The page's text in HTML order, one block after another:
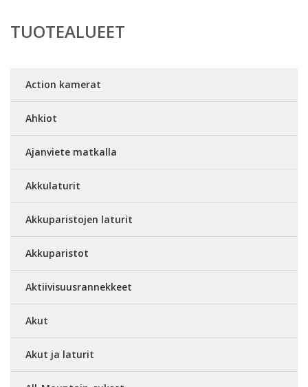
TUOTEALUEET
Action kamerat
Ahkiot
Ajanviete matkalla
Akkulaturit
Akkuparistojen laturit
Akkuparistot
Aktiivisuusrannekkeet
Akut
Akut ja laturit